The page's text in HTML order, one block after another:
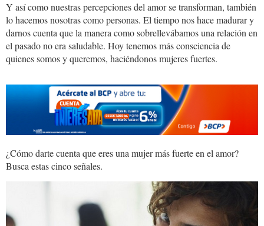
Y así como nuestras percepciones del amor se transforman, también
lo hacemos nosotras como personas. El tiempo nos hace madurar y
darnos cuenta que la manera como sobrellevábamos una relación en
el pasado no era saludable. Hoy tenemos más consciencia de
quienes somos y queremos, haciéndonos mujeres fuertes.
¿Cómo darte cuenta que eres una mujer más fuerte en el amor?
Busca estas cinco señales.
MUJER.SEGURA.jpg